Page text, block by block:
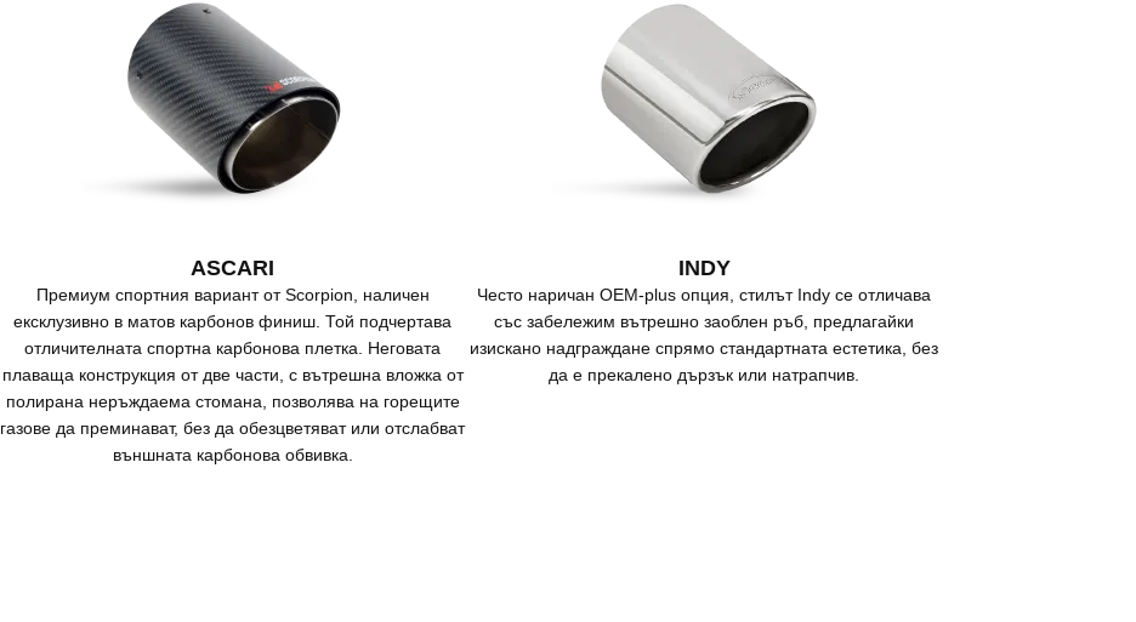
ASCARI
Премиум спортния вариант от Scorpion, наличен
ексклузивно в матов карбонов финиш. Той подчертава
отличителната спортна карбонова плетка. Неговата
плаваща конструкция от две части, с вътрешна вложка от
полирана неръждаема стомана, позволява на горещите
газове да преминават, без да обезцветяват или отслабват
външната карбонова обвивка.
INDY
Често наричан OEM-plus опция, стилът Indy се отличава
със забележим вътрешно заоблен ръб, предлагайки
изискано надграждане спрямо стандартната естетика, без
да е прекалено дързък или натрапчив.